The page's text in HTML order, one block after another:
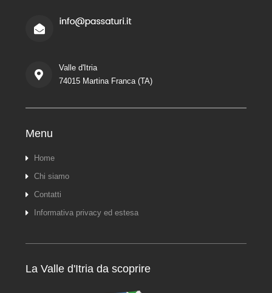
Valle d'Itria
74015 Martina Franca (TA)
Menu
Home
Chi siamo
Contatti
Informativa privacy ed estesa
La Valle d'Itria da scoprire